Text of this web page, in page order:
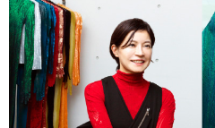
施設案内
ビル・コンセプト
展示アート
会員利用規約
その他お問い合わせ一覧
よくあるご質問